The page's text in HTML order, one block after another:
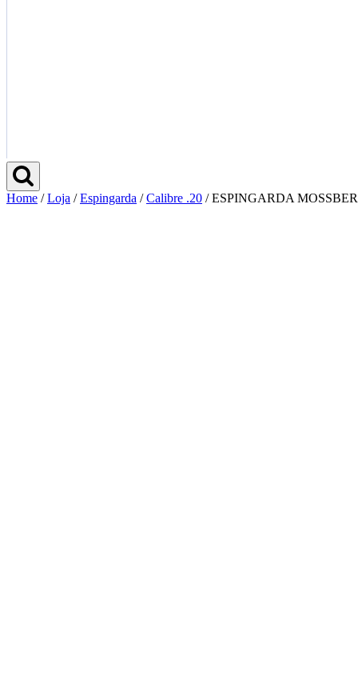
Home / Loja / Espingarda / Calibre .20 / ESPINGARDA